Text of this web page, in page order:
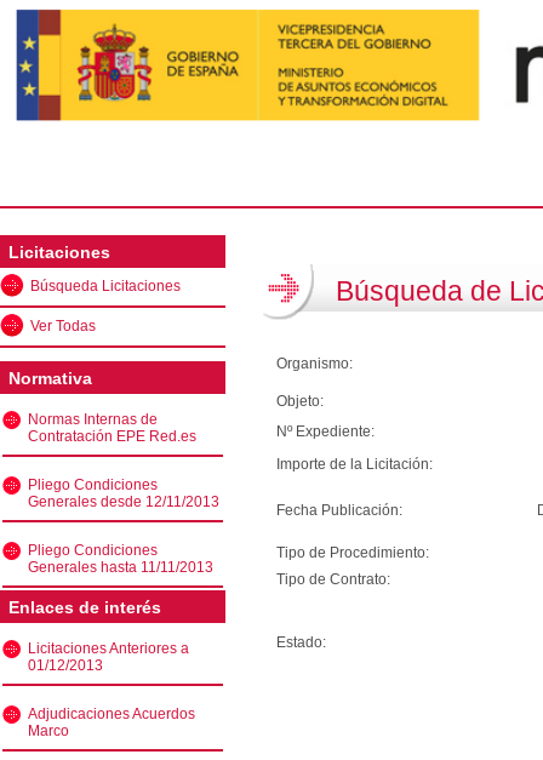
Licitaciones
Búsqueda Licitaciones
Ver Todas
Normativa
Normas Internas de
Contratación EPE Red.es
Pliego Condiciones
Generales desde 12/11/2013
Pliego Condiciones
Generales hasta 11/11/2013
Enlaces de interés
Licitaciones Anteriores a
01/12/2013
Adjudicaciones Acuerdos
Marco
Búsqueda de
Organismo:
Objeto:
Nº Expediente:
Importe de la Licitación:
Fecha Publicación:
Tipo de Procedimiento:
Tipo de Contrato:
Estado: